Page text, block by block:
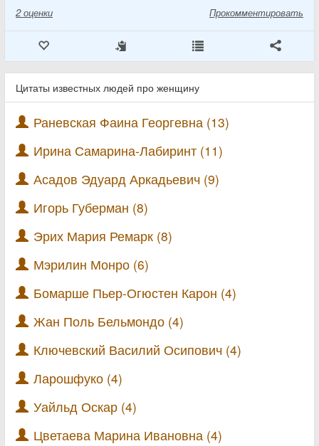
2 оценки Прокомментировать
Цитаты известных людей про женщину
Раневская Фаина Георгевна (13)
Ирина Самарина-Лабиринт (11)
Асадов Эдуард Аркадьевич (9)
Игорь Губерман (8)
Эрих Мария Ремарк (8)
Мэрилин Монро (6)
Бомарше Пьер-Огюстен Карон (4)
Жан Поль Бельмондо (4)
Ключевский Василий Осипович (4)
Ларошфуко (4)
Уайльд Оскар (4)
Цветаева Марина Ивановна (4)